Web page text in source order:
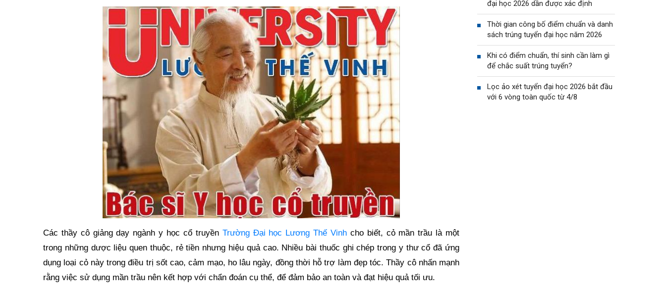
Các thầy cô giảng dạy ngành y học cổ truyềnTrường Đại học Lương Thế Vinh cho biết, cỏ mần trầu là một
trong những dược liệu quen thuộc, rẻ tiền nhưng hiệu quả cao. Nhiều bài thuốc ghi chép trong y thư cổ đã ứng
dụng loại cỏ này trong điều trị sốt cao, cảm mạo, ho lâu ngày, đồng thời hỗ trợ làm đẹp tóc. Thầy cô nhấn mạnh
rằng việc sử dụng mần trầu nên kết hợp với chẩn đoán cụ thể, để đảm bảo an toàn và đạt hiệu quả tối ưu.
đại học 2026 dần được xác định
Thời gian công bố điểm chuẩn và danh
sách trúng tuyển đại học năm 2026
Khi có điểm chuẩn, thí sinh cần làm gì
để chắc suất trúng tuyển?
Lọc ảo xét tuyển đại học 2026 bắt đầu
với 6 vòng toàn quốc từ 4/8